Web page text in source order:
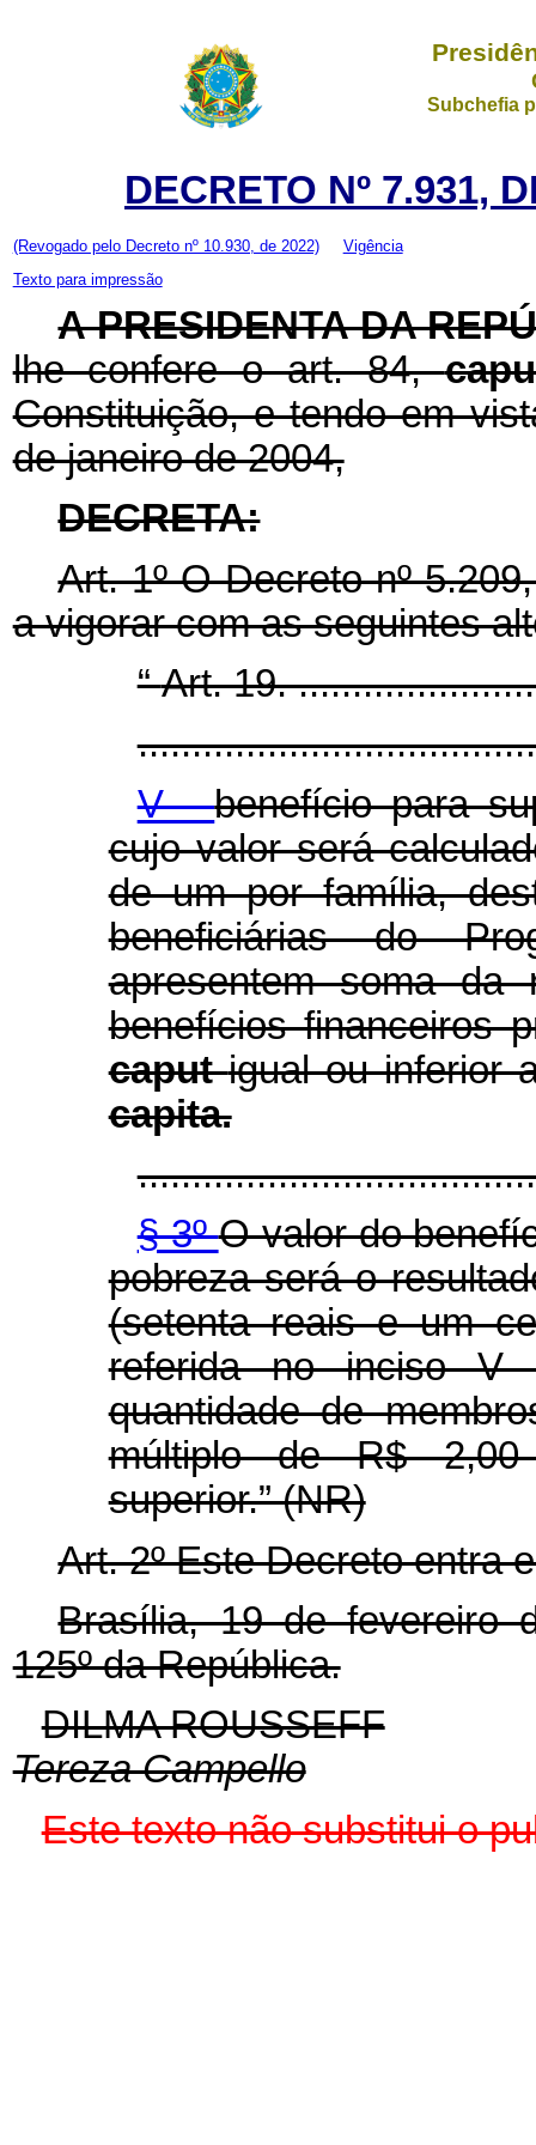
Subchefia
DECRETO Nº 7.931,
(Revogado pelo Decreto nº 10.930, de 2022)
Vigência
Texto para impressão
A PRESIDENTA DA
lhe confere o art. 84,
Constituição, e tendo em
de janeiro de 2004,
DECRETA:
Art. 1º O Decreto nº
a vigorar com as seguintes
“Art. 19.
V -benefício para
cujo valor será
de um por família,
beneficiárias do
apresentem soma da
benefícios financeiros
caputigual ou inferior
capita.
§ 3ºO valor do
pobreza será o
(setenta reais e um
referida no inciso
quantidade de
múltiplo de R$ 2,00
superior.” (NR)
Art. 2º Este Decreto entra
Brasília, 19 de fevereiro
125º da República.
DILMA ROUSSEFF
Tereza Campello
Este texto não substitui o